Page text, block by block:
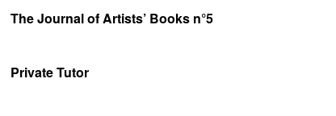
The Journal of Artists’ Books n°5
Private Tutor